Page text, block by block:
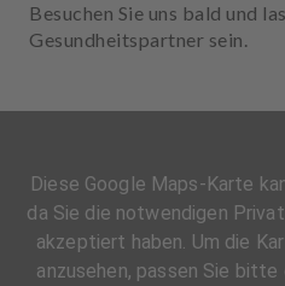
Besuchen Sie uns bald und
Gesundheitspartner sein.
Diese Google Maps-Karte
da Sie die notwendigen
akzeptiert haben. Um die
anzusehen, passen Sie